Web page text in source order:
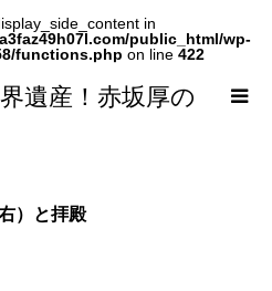
in
public_html/wp-
functions.php on line 422
遺産！赤坂厚の
）と拝殿